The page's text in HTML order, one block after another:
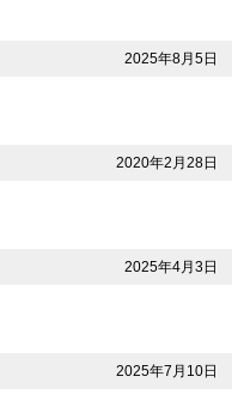
2025年8月5日
2020年2月28日
2025年4月3日
2025年7月10日